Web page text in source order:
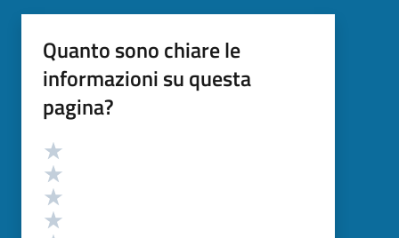
Quanto sono chiare le
informazioni su questa
pagina?
Valutazione